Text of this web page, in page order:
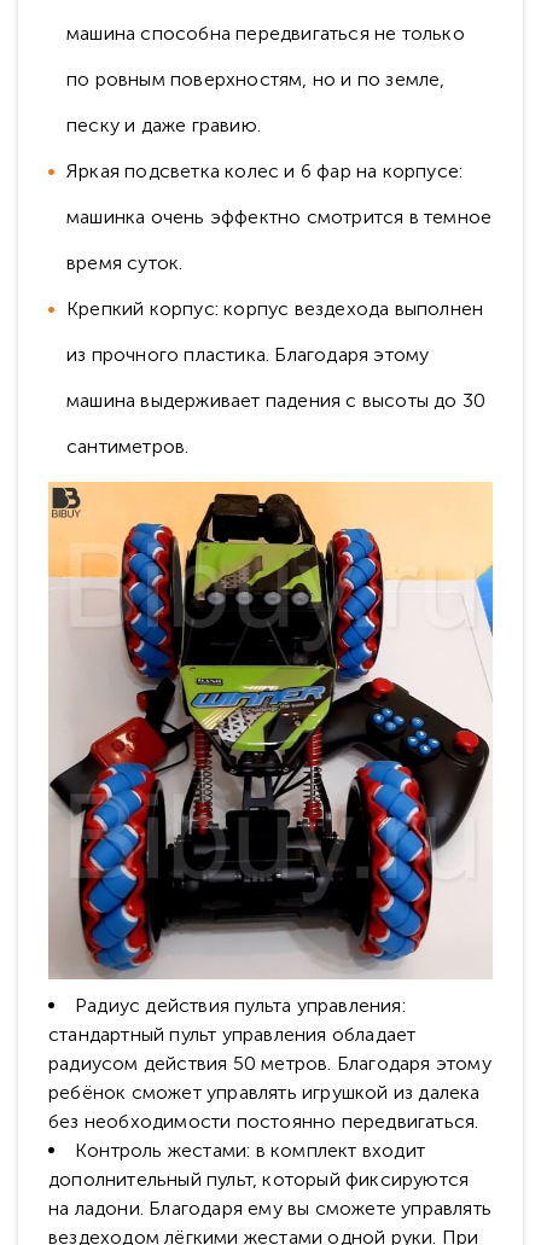
машина способна передвигаться не только
по ровным поверхностям, но и по земле,
песку и даже гравию.
Яркая подсветка колес и 6 фар на корпусе:
машинка очень эффектно смотрится в темное
время суток.
Крепкий корпус: корпус вездехода выполнен
из прочного пластика. Благодаря этому
машина выдерживает падения с высоты до 30
сантиметров.
Радиус действия пульта управления:
стандартный пульт управления обладает
радиусом действия 50 метров. Благодаря этому
ребёнок сможет управлять игрушкой из далека
без необходимости постоянно передвигаться.
Контроль жестами: в комплект входит
дополнительный пульт, который фиксируются
на ладони. Благодаря ему вы сможете управлять
вездеходом лёгкими жестами одной руки. При